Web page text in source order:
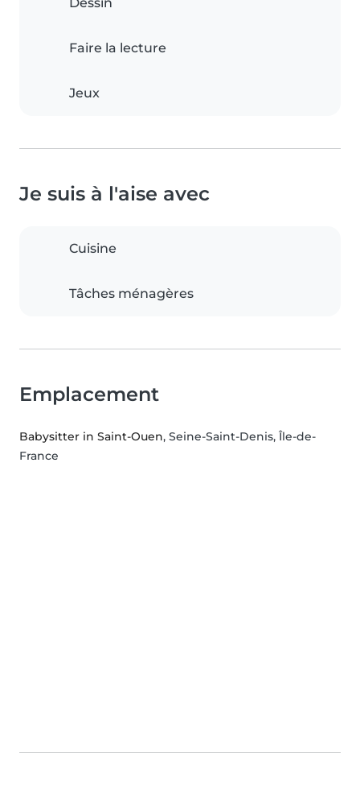
Faire la lecture
Jeux
Je suis à l'aise avec
Cuisine
Tâches ménagères
Emplacement
Babysitter in Saint-Ouen, Seine-Saint-Denis, Île-de-
France